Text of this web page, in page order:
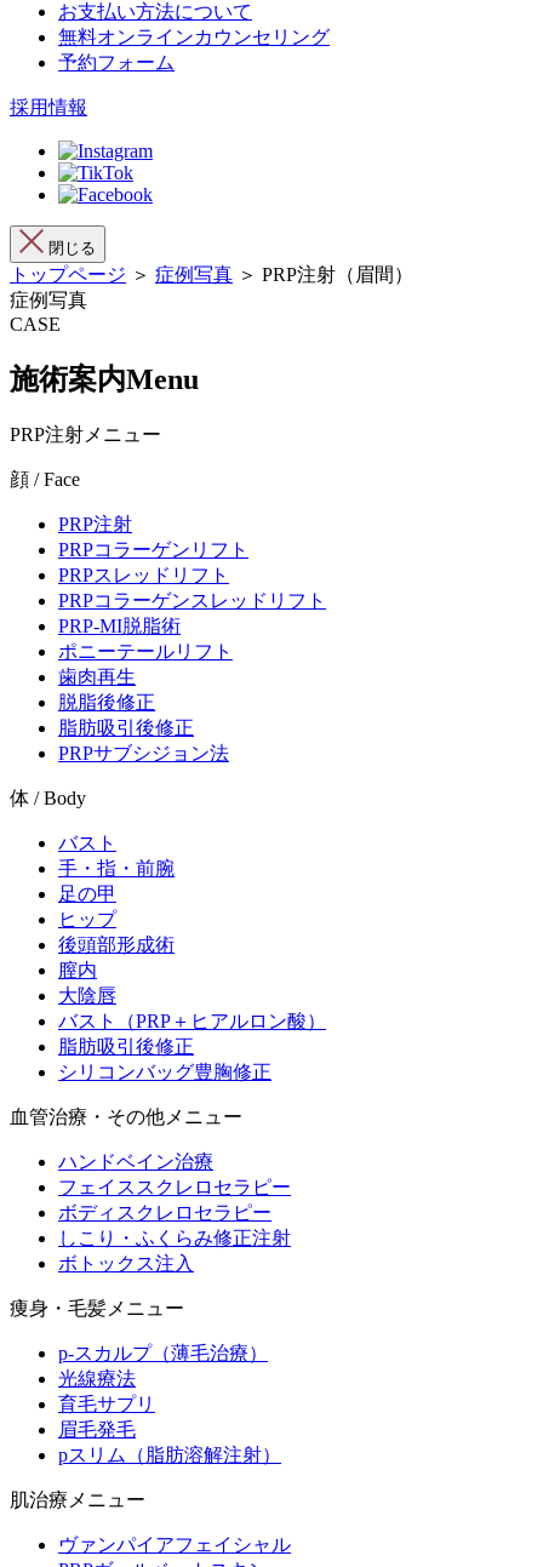
お支払い方法について
無料オンラインカウンセリング
予約フォーム
採用情報
閉じる
トップページ ＞ 症例写真 ＞ PRP注射（眉間）
症例写真
CASE
施術案内Menu
PRP注射メニュー
顔 / Face
PRP注射
PRPコラーゲンリフト
PRPスレッドリフト
PRPコラーゲンスレッドリフト
PRP-MI脱脂術
ポニーテールリフト
歯肉再生
脱脂後修正
脂肪吸引後修正
PRPサブシジョン法
体 / Body
バスト
手・指・前腕
足の甲
ヒップ
後頭部形成術
膣内
大陰唇
バスト（PRP＋ヒアルロン酸）
脂肪吸引後修正
シリコンバッグ豊胸修正
血管治療・その他メニュー
ハンドベイン治療
フェイススクレロセラピー
ボディスクレロセラピー
しこり・ふくらみ修正注射
ボトックス注入
痩身・毛髪メニュー
p-スカルプ（薄毛治療）
光線療法
育毛サプリ
眉毛発毛
pスリム（脂肪溶解注射）
肌治療メニュー
ヴァンパイアフェイシャル